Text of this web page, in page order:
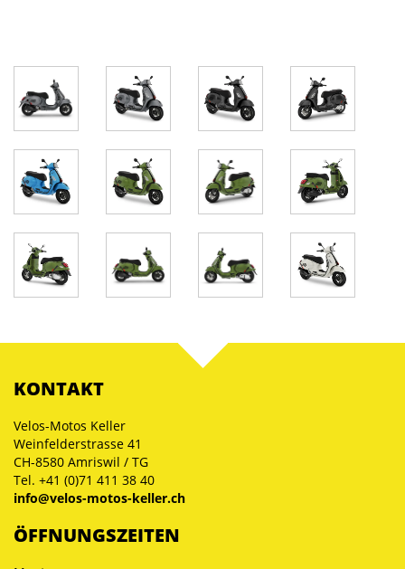
KONTAKT
Velos-Motos Keller
Weinfelderstrasse 41
CH-8580 Amriswil / TG
Tel. +41 (0)71 411 38 40
info@velos-motos-keller.ch
ÖFFNUNGSZEITEN